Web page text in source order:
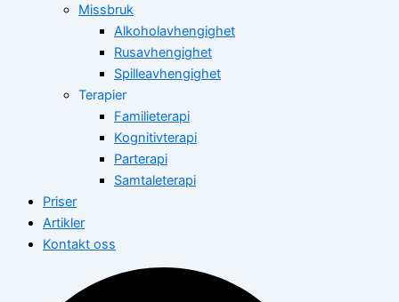
Missbruk
Alkoholavhengighet
Rusavhengighet
Spilleavhengighet
Terapier
Familieterapi
Kognitivterapi
Parterapi
Samtaleterapi
Priser
Artikler
Kontakt oss